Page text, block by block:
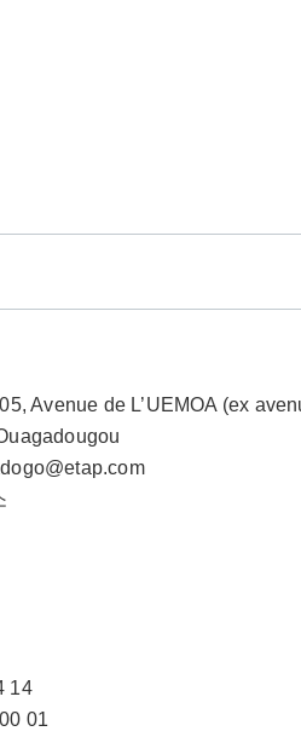
Avenue de L’UEMOA (ex
14
01